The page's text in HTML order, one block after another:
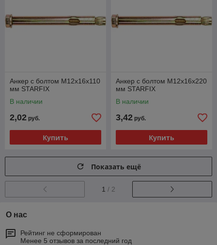
Анкер с болтом М12х16х110
мм STARFIX
В наличии
2,02 руб.
Купить
Анкер с болтом М12х16х220
мм STARFIX
В наличии
3,42 руб.
Купить
Показать ещё
1 / 2
О нас
Рейтинг не сформирован
Менее 5 отзывов за последний год